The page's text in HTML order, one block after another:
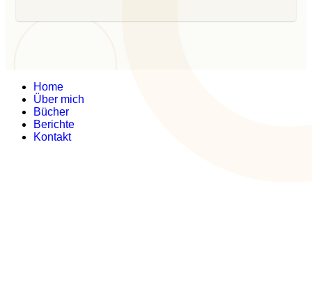
Home
Über mich
Bücher
Berichte
Kontakt